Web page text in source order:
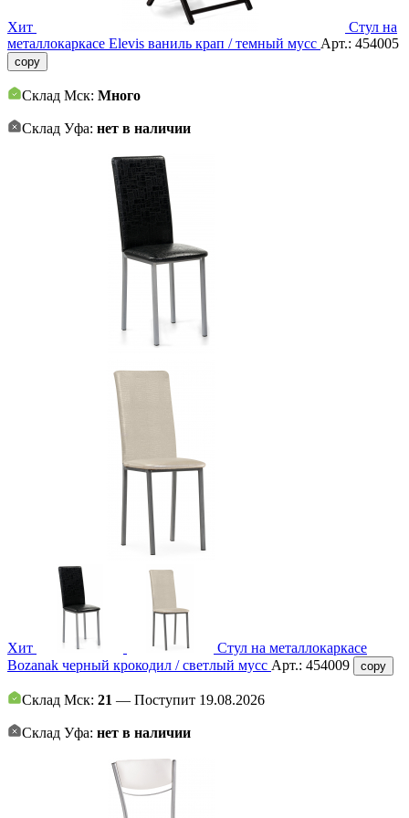
Хит
Стул на
металлокаркасе Elevis ваниль крап / темный мусс Арт.: 454005
copy
Склад Мск: Много
Склад Уфа: нет в наличии
Хит
Стул на металлокаркасе
Bozanak черный крокодил / светлый мусс Арт.: 454009 copy
Склад Мск: 21 — Поступит 19.08.2026
Склад Уфа: нет в наличии